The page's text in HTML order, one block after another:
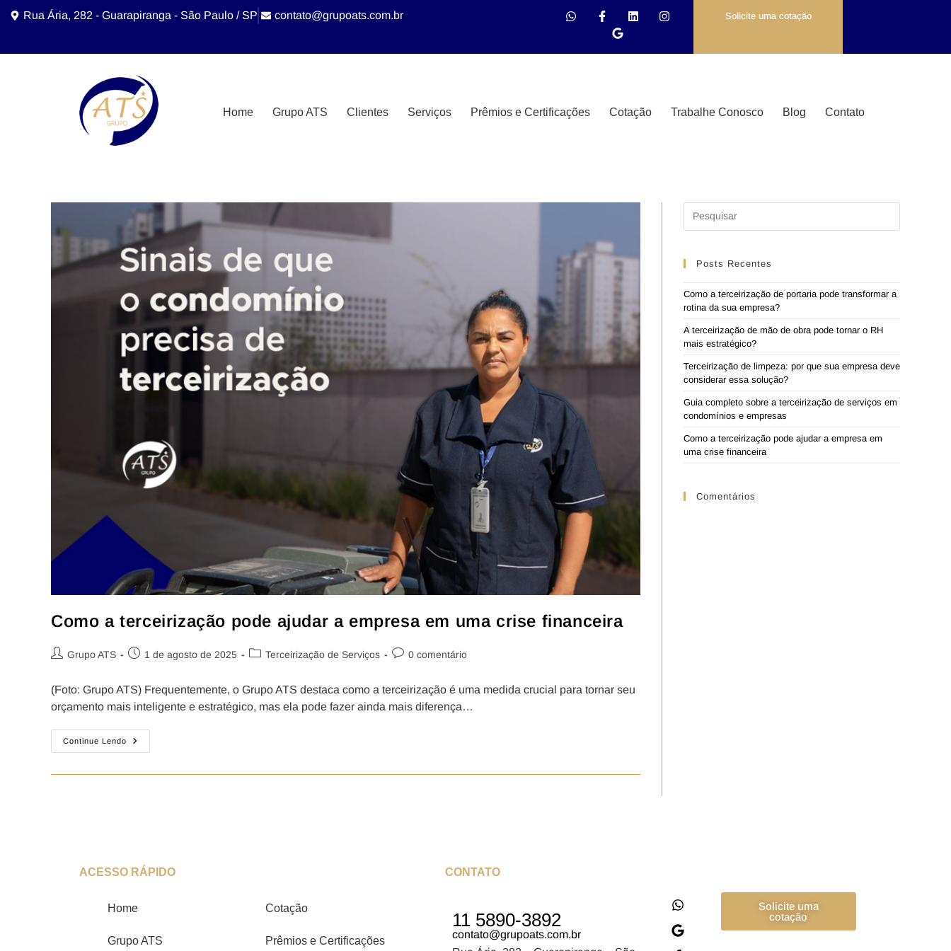
Rua Ária, 282 - Guarapiranga - São Paulo / SP contato@grupoats.com.br Solicite uma cotação
Home Grupo ATS Clientes Serviços Prêmios e Certificações Cotação Trabalhe Conosco Blog Contato
Como a terceirização pode ajudar a empresa em uma crise financeira
Grupo ATS 1 de agosto de 2025 Terceirização de Serviços 0 comentário
(Foto: Grupo ATS) Frequentemente, o Grupo ATS destaca como a terceirização é uma medida crucial para tornar seu
orçamento mais inteligente e estratégico, mas ela pode fazer ainda mais diferença…
Continue Lendo
Posts Recentes
Como a terceirização de portaria pode transformar a
rotina da sua empresa?
A terceirização de mão de obra pode tornar o RH
mais estratégico?
Terceirização de limpeza: por que sua empresa deve
considerar essa solução?
Guia completo sobre a terceirização de serviços em
condomínios e empresas
Como a terceirização pode ajudar a empresa em
uma crise financeira
Comentários
ACESSO RÁPIDO
Home
Grupo ATS
Cotação
Prêmios e Certificações
CONTATO
11 5890-3892
contato@grupoats.com.br
Solicite uma
cotação